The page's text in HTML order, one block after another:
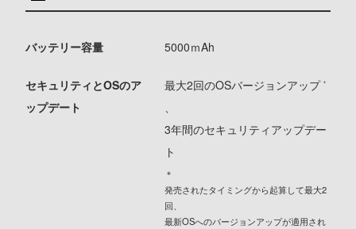
バッテリー容量 5000ｍAh
セキュリティとOSのア
ップデート
最大2回のOSバージョンアップ ＊
、
3年間のセキュリティアップデー
ト
＊
発売されたタイミングから起算して最大2
回、
最新OSへのバージョンアップが適用され